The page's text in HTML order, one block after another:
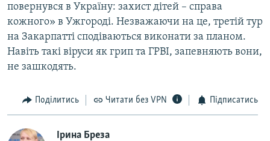
повернувся в Україну: захист дітей – справа
кожного» в Ужгороді. Незважаючи на це, третій тур
на Закарпатті сподіваються виконати за планом.
Навіть такі віруси як грип та ГРВІ, запевняють вони,
не зашкодять.
Поділитись Читати без VPN Підписатись
Ірина Бреза